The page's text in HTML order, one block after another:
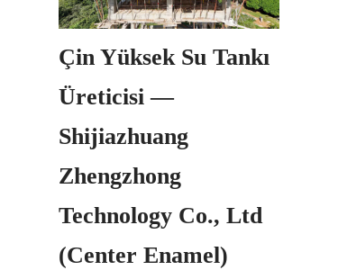
Çin Yüksek Su Tankı
Üreticisi —
Shijiazhuang
Zhengzhong
Technology Co., Ltd
(Center Enamel)